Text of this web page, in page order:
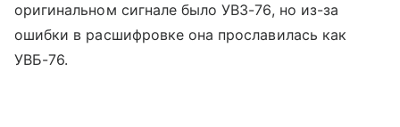
оригинальном сигнале было УВЗ-76, но из-за
ошибки в расшифровке она прославилась как
УВБ-76.